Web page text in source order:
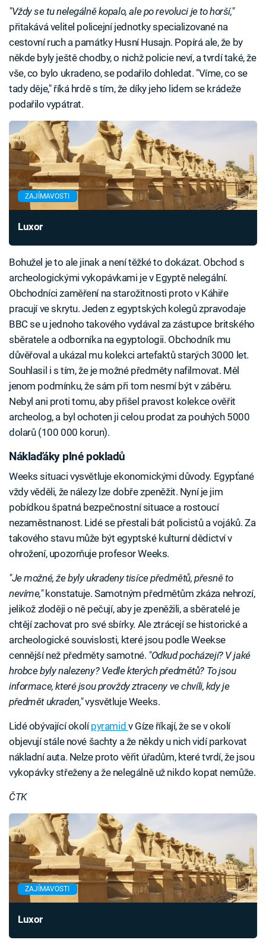
"Vždy se tu nelegálně kopalo, ale po revoluci je to horší,"
přitakává velitel policejní jednotky specializované na
cestovní ruch a památky Husní Husajn. Popírá ale, že by
někde byly ještě chodby, o nichž policie neví, a tvrdí také, že
vše, co bylo ukradeno, se podařilo dohledat. "Víme, co se
tady děje," říká hrdě s tím, že díky jeho lidem se krádeže
podařilo vypátrat.
ZAJÍMAVOSTI
Luxor
Bohužel je to ale jinak a není těžké to dokázat. Obchod s
archeologickými vykopávkami je v Egyptě nelegální.
Obchodníci zaměření na starožitnosti proto v Káhiře
pracují ve skrytu. Jeden z egyptských kolegů zpravodaje
BBC se u jednoho takového vydával za zástupce britského
sběratele a odborníka na egyptologii. Obchodník mu
důvěřoval a ukázal mu kolekci artefaktů starých 3000 let.
Souhlasil i s tím, že je možné předměty nafilmovat. Měl
jenom podmínku, že sám při tom nesmí být v záběru.
Nebyl ani proti tomu, aby přišel pravost kolekce ověřit
archeolog, a byl ochoten ji celou prodat za pouhých 5000
dolarů (100 000 korun).
Náklaďáky plné pokladů
Weeks situaci vysvětluje ekonomickými důvody. Egypťané
vždy věděli, že nálezy lze dobře zpeněžit. Nyní je jim
pobídkou špatná bezpečnostní situace a rostoucí
nezaměstnanost. Lidé se přestali bát policistů a vojáků. Za
takového stavu může být egyptské kulturní dědictví v
ohrožení, upozorňuje profesor Weeks.
"Je možné, že byly ukradeny tisíce předmětů, přesně to
nevíme,"konstatuje. Samotným předmětům zkáza nehrozí,
jelikož zloději o ně pečují, aby je zpeněžili, a sběratelé je
chtějí zachovat pro své sbírky. Ale ztrácejí se historické a
archeologické souvislosti, které jsou podle Weekse
cennější než předměty samotné. "Odkud pocházejí? V jaké
hrobce byly nalezeny? Vedle kterých předmětů? To jsou
informace, které jsou provždy ztraceny ve chvíli, kdy je
předmět ukraden,"vysvětluje Weeks.
Lidé obývající okolípyramid v Gíze říkají, že se v okolí
objevují stále nové šachty a že někdy u nich vidí parkovat
nákladní auta. Nelze proto věřit úřadům, které tvrdí, že jsou
vykopávky střeženy a že nelegálně už nikdo kopat nemůže.
ČTK
ZAJÍMAVOSTI
Luxor